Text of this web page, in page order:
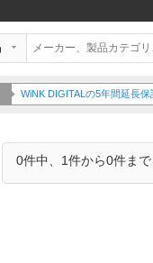
WiNK DIGITALの5年間延長
0件中、1件から0件ま